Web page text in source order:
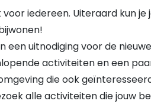
iedereen. Uiteraard kun je
een uitnodiging voor de
activiteiten en een
die ook
alle activiteiten die jouw